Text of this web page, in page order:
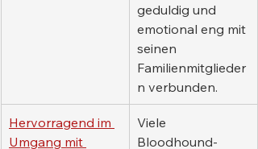
geduldig und
emotional eng mit
seinen
Familienmitglieder
n verbunden.
Hervorragend im
Umgang mit
Viele
Bloodhound-